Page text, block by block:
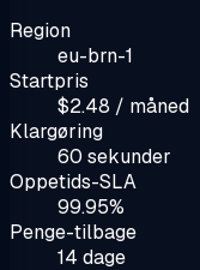
Region
eu-brn-1
Startpris
$2.48 / måned
Klargøring
60 sekunder
Oppetids-SLA
99.95%
Penge-tilbage
14 dage